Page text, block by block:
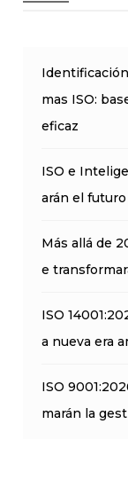
mas ISO:
eficaz
ISO e
arán el
Más allá de
e
ISO
a nueva era
ISO
marán la